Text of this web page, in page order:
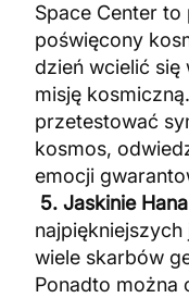
Space Center
poświęcony
dzień wcielić się
misję
przetestować
kosmos,
emocji
5. Jaskinie Hana
wiele skarbów
Ponadto można